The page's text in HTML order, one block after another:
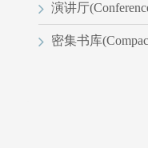
演讲厅
密集书库